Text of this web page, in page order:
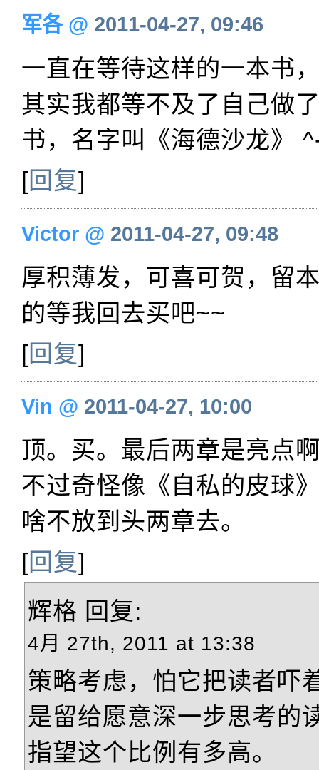
军各@ 2011-04-27, 09:46
一直在等待这样的一本书
其实我都等不及了自己做
书，名字叫《海德沙龙》
[回复]
Victor @ 2011-04-27, 09:48
厚积薄发，可喜可贺，留
的等我回去买吧~~
[回复]
Vin @ 2011-04-27, 10:00
顶。买。最后两章是亮点
不过奇怪像《自私的皮球
啥不放到头两章去。
[回复]
辉格 回复:
4月 27th, 2011 at 13:38
策略考虑，怕它把读者吓
是留给愿意深一步思考的
指望这个比例有多高。